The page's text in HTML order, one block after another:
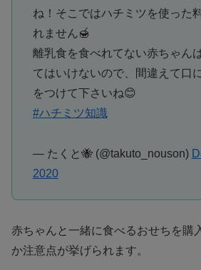
ね！そこではハチミツを使った
れません🍯
離乳食を食べれてない赤ちゃん
てはいけないので、間違えて口
をつけて下さいね😊
#ハチミツ知識
— たくと🐝 (@takuto_nouson)
2020
赤ちゃんと一緒に食べるおせちを購
か注意点が挙げられます。